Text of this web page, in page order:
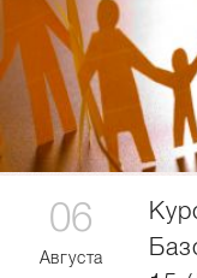
06
Августа